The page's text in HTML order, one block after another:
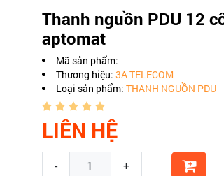
Thanh nguồn PDU 12
aptomat
Mã sản phẩm:
Thương hiệu: 3A TELECOM
Loại sản phẩm: THANH NGUỒN PDU
LIÊN HỆ
- +